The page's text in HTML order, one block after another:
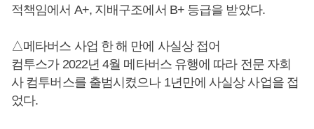
적책임에서 A+, 지배구조에서 B+ 등급을 받았다.
△메타버스 사업 한 해 만에 사실상 접어
컴투스가 2022년 4월 메타버스 유행에 따라 전문 자회
사 컴투버스를 출범시켰으나 1년만에 사실상 사업을 접
었다.